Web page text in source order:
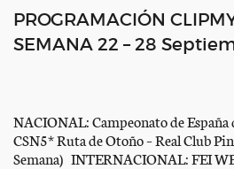
PROGRAMACIÓN
SEMANA 22 – 28
NACIONAL: Campeonato de
CSN5* Ruta de Otoño – Real Club
Semana) INTERNACIONAL: FEI